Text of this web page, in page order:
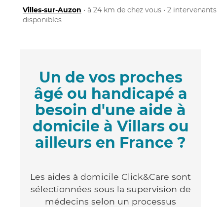
Villes-sur-Auzon • à 24 km de chez vous • 2 intervenants
disponibles
Un de vos proches
âgé ou handicapé a
besoin d'une aide à
domicile à Villars ou
ailleurs en France ?
Les aides à domicile Click&Care sont
sélectionnées sous la supervision de
médecins selon un processus